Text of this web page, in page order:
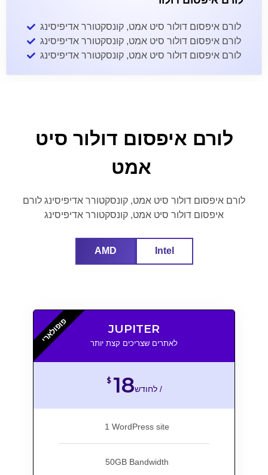
לורם איפסום דולור סיט
לורם איפסום דולור סיט אמט, קונסקטורר אדיפיסינג לורם
איפסום דולור סיט אמט, קונסקטורר אדיפיסינג
AMD Intel
JUPITER
לאתרים שצריכים קצת יותר
$ 18 לחודש /
1 WordPress site
50GB Bandwidth
פופולארי